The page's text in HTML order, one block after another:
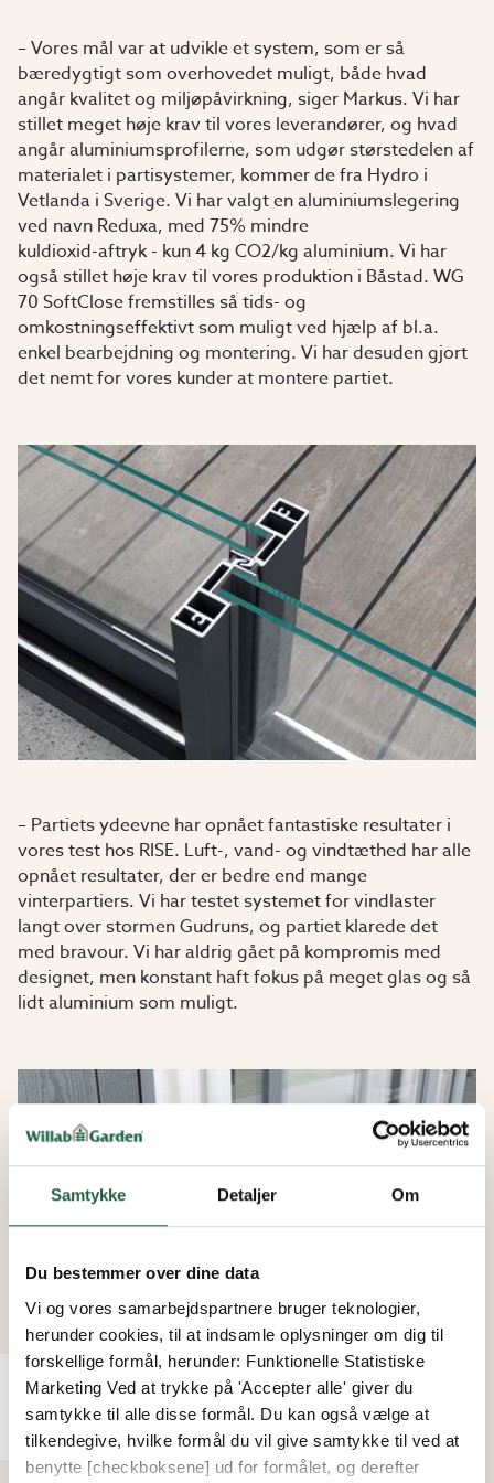
Samtykke Detaljer Om
Du bestemmer over dine data
Vi og vores samarbejdspartnere bruger teknologier,
herunder cookies, til at indsamle oplysninger om dig til
forskellige formål, herunder: Funktionelle Statistiske
Marketing Ved at trykke på 'Accepter alle' giver du
samtykke til alle disse formål. Du kan også vælge at
tilkendegive, hvilke formål du vil give samtykke til ved at
benytte [checkboksene] ud for formålet, og derefter
– Vores mål var at udvikle et system, som er så
bæredygtigt som overhovedet muligt, både hvad
angår kvalitet og miljøpåvirkning, siger Markus. Vi har
stillet meget høje krav til vores leverandører, og hvad
angår aluminiumsprofilerne, som udgør størstedelen af
materialet i partisystemer, kommer de fra Hydro i
Vetlanda i Sverige. Vi har valgt en aluminiumslegering
ved navn Reduxa, med 75% mindre
kuldioxid-aftryk - kun 4 kg CO2/kg aluminium. Vi har
også stillet høje krav til vores produktion i Båstad. WG
70 SoftClose fremstilles så tids- og
omkostningseffektivt som muligt ved hjælp af bl.a.
enkel bearbejdning og montering. Vi har desuden gjort
det nemt for vores kunder at montere partiet.
– Partiets ydeevne har opnået fantastiske resultater i
vores test hos RISE. Luft-, vand- og vindtæthed har alle
opnået resultater, der er bedre end mange
vinterpartiers. Vi har testet systemet for vindlaster
langt over stormen Gudruns, og partiet klarede det
med bravour. Vi har aldrig gået på kompromis med
designet, men konstant haft fokus på meget glas og så
lidt aluminium som muligt.
Softclose-beslag for en smidig og blød
fornemmelse.